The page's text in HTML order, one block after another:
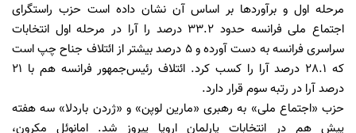
مرحله اول و برآوردها بر اساس آن نشان داده است حزب راستگرای
اجتماع ملی فرانسه حدود 33.2 درصد را آرا در مرحله اول انتخابات
سراسری فرانسه به دست آورده و ۵ درصد بیشتر از ائتلاف جناح چپ است
که 28.1 درصد آرا را کسب کرد. ائتلاف رئیس‌جمهور فرانسه هم با ۲۱
درصد آرا در رتبه سوم قرار دارد.
حزب «اجتماع ملی» به رهبری «مارین لوپن» و «ژردن باردلا» سه هفته
پیش هم در انتخابات پارلمان اروپا پیروز شد. امانوئل مکرون،